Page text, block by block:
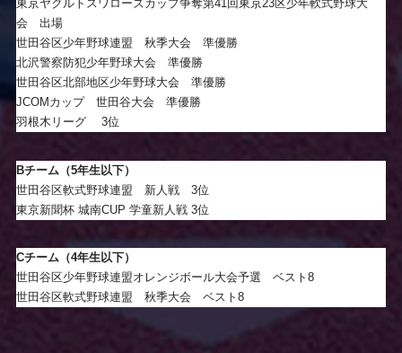
東京ヤクルトスワローズカップ争奪第41回東京23区少年軟式野球大
会 出場
世田谷区少年野球連盟 秋季大会 準優勝
北沢警察防犯少年野球大会 準優勝
世田谷区北部地区少年野球大会 準優勝
JCOMカップ 世田谷大会 準優勝
羽根木リーグ 3位
Bチーム（5年生以下）
世田谷区軟式野球連盟 新人戦 3位
東京新聞杯 城南CUP 学童新人戦 3位
Cチーム（4年生以下）
世田谷区少年野球連盟オレンジボール大会予選 ベスト8
世田谷区軟式野球連盟 秋季大会 ベスト8